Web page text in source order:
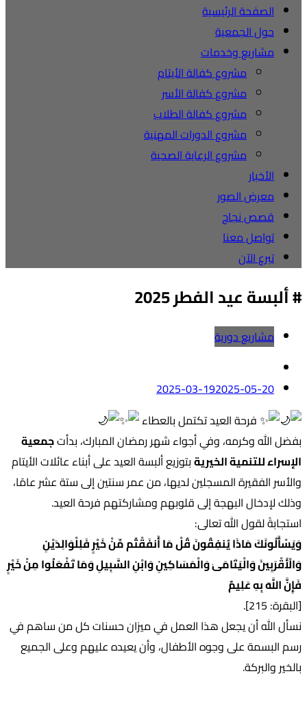
الصفحة الرئيسية
حول الجمعية
مشاريع وخدمات
مشروع كفالة الأيتام
مشروع كفالة الأسر
مشروع كفالة الطلاب
مشروع الدورات المهنية
مشروع الرعاية الصحية
الأخبار
معرض الصور
قصص نجاح
تواصل معنا
تبرع الآن
# ألبسة عيد الفطر 2025
مشاريع دورية
2025-03-192025-05-20
فرحة العيد تكتمل بالعطاء
بفضل الله وكرمه، وفي أجواء شهر رمضان المبارك، بدأتجمعية
الإسراء للتنمية الخيريةبتوزيع ألبسة العيد على أبناء عائلات الأيتام
والأسر الفقيرة المسجلين لديها، من عمر سنتين إلى ستة عشر عامًا،
وذلك لإدخال البهجة إلى قلوبهم ومشاركتهم فرحة العيد.
استجابةً لقول الله تعالى:
وَيَسْأَلُونَكَ مَاذَا يُنفِقُونَ قُلْ مَا أَنفَقْتُم مِّنْ خَيْرٍ فَلِلْوَالِدَيْنِ
وَالْأَقْرَبِينَ وَالْيَتَامَىٰ وَالْمَسَاكِينِ وَابْنِ السَّبِيلِ وَمَا تَفْعَلُوا مِنْ خَيْرٍ
فَإِنَّ اللَّهَ بِهِ عَلِيمٌ
[البقرة: 215].
نسأل الله أن يجعل هذا العمل في ميزان حسنات كل من ساهم في
رسم البسمة على وجوه الأطفال، وأن يعيده عليهم وعلى الجميع
بالخير والبركة.